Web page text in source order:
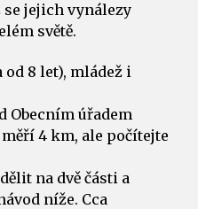
jejich vynálezy
světě.
8 let), mládež i
Obecním úřadem
měří 4 km, ale počítejte
na dvě části a
níže. Cca